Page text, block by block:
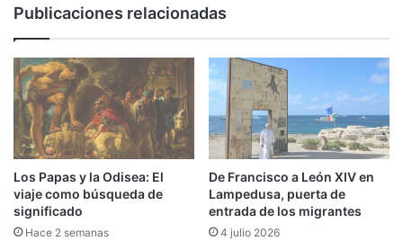
Publicaciones relacionadas
Los Papas y la Odisea: El
viaje como búsqueda de
significado
Hace 2 semanas
De Francisco a León XIV en
Lampedusa, puerta de
entrada de los migrantes
4 julio 2026